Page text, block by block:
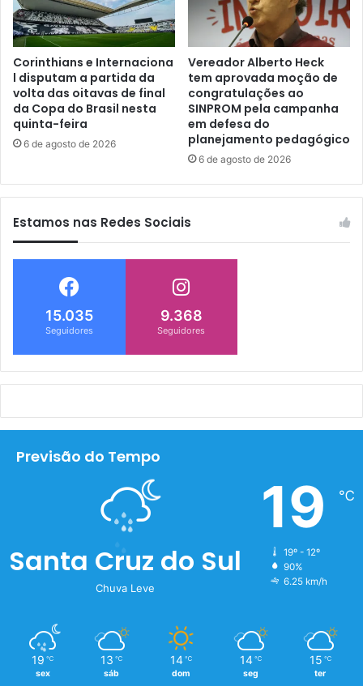
Corinthians e Internaciona
l disputam a partida da
volta das oitavas de final
da Copa do Brasil nesta
quinta-feira
6 de agosto de 2026
Vereador Alberto Heck
tem aprovada moção de
congratulações ao
SINPROM pela campanha
em defesa do
planejamento pedagógico
6 de agosto de 2026
Estamos nas Redes Sociais
15.035
Seguidores
9.368
Seguidores
Previsão do Tempo
Santa Cruz do Sul
Chuva Leve
19 ℃
19º - 12º
90%
6.25 km/h
19 ℃
sex
13 ℃
sáb
14 ℃
dom
14 ℃
seg
15 ℃
ter